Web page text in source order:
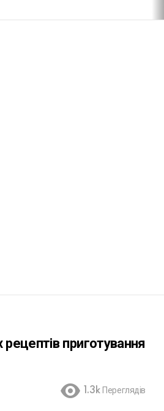
приготування
1.3k Переглядів